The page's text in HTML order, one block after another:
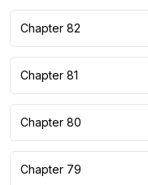
Chapter 82
Chapter 81
Chapter 80
Chapter 79